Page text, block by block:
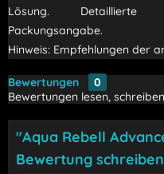
Lösung. Detaillierte
Packungsangabe.
Hinweis: Empfehlungen der
Bewertungen
0
Bewertungen lesen,
"Aqua Rebell
Bewertung schreiben